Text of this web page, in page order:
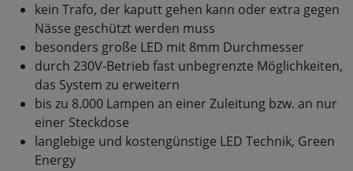
kein Trafo, der kaputt gehen kann oder extra gegen
Nässe geschützt werden muss
besonders große LED mit 8mm Durchmesser
durch 230V-Betrieb fast unbegrenzte Möglichkeiten,
das System zu erweitern
bis zu 8.000 Lampen an einer Zuleitung bzw. an nur
einer Steckdose
langlebige und kostengünstige LED Technik, Green
Energy